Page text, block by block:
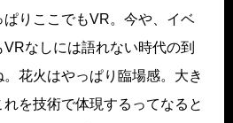
りここでもVR。今や、イベ
なしには語れない時代の到
花火はやっぱり臨場感。大き
を技術で体現するってなると